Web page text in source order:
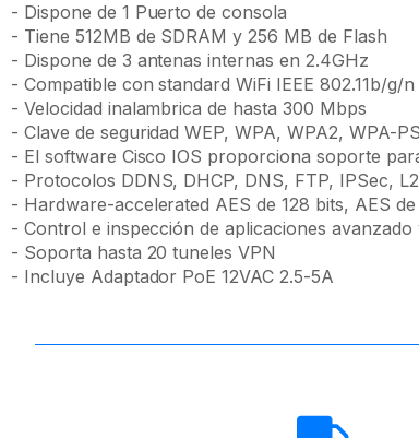
- Dispone de 1 Puerto de consola
- Tiene 512MB de SDRAM y 256 MB de Flash
- Dispone de 3 antenas internas en 2.4GHz
- Compatible con standard WiFi IEEE 802.11b/g/n
- Velocidad inalambrica de hasta 300 Mbps
- Clave de seguridad WEP, WPA, WPA2, WPA-
- El software Cisco IOS proporciona soporte
- Protocolos DDNS, DHCP, DNS, FTP, IPSec,
- Hardware-accelerated AES de 128 bits, AES
- Control e inspección de aplicaciones
- Soporta hasta 20 tuneles VPN
- Incluye Adaptador PoE 12VAC 2.5-5A